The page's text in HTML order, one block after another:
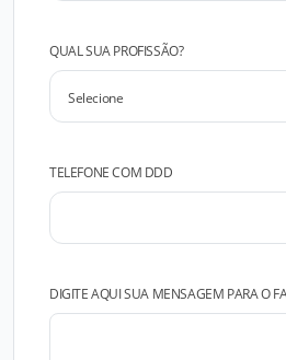
QUAL SUA PROFISSÃO?
TELEFONE COM DDD
DIGITE AQUI SUA MENSAGEM PARA O